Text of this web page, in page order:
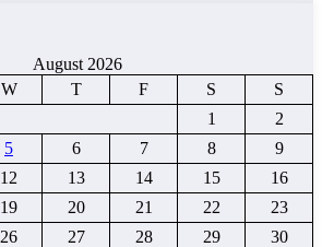
August 2026
W T F S
S
1
2
5 6 7 8
9
12 13 14 15
16
19 20 21 22
23
26 27 28 29
30